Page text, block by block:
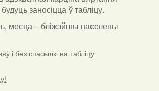
заносіцца ў табліцу.
месца – бліжэйшы населены
і без спасылкі на табліцу